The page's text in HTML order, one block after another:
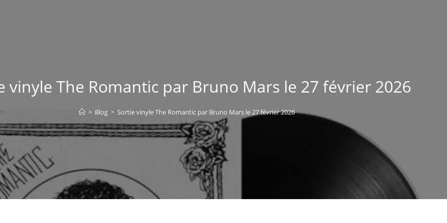
vinyle The Romantic par Bruno Mars le 27 février 2026
> Blog > Sortie vinyle The Romantic par Bruno Mars le 27 février 2026